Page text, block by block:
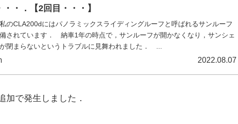
・・．【2回目・・・】
CLA200dにはパノラミックスライディングルーフと呼ばれるサンルーフ
されています． 納車1年の時点で，サンルーフが開かなくなり，サンシェ
閉まらないというトラブルに見舞われました． ...
2022.08.07
で発生しました．